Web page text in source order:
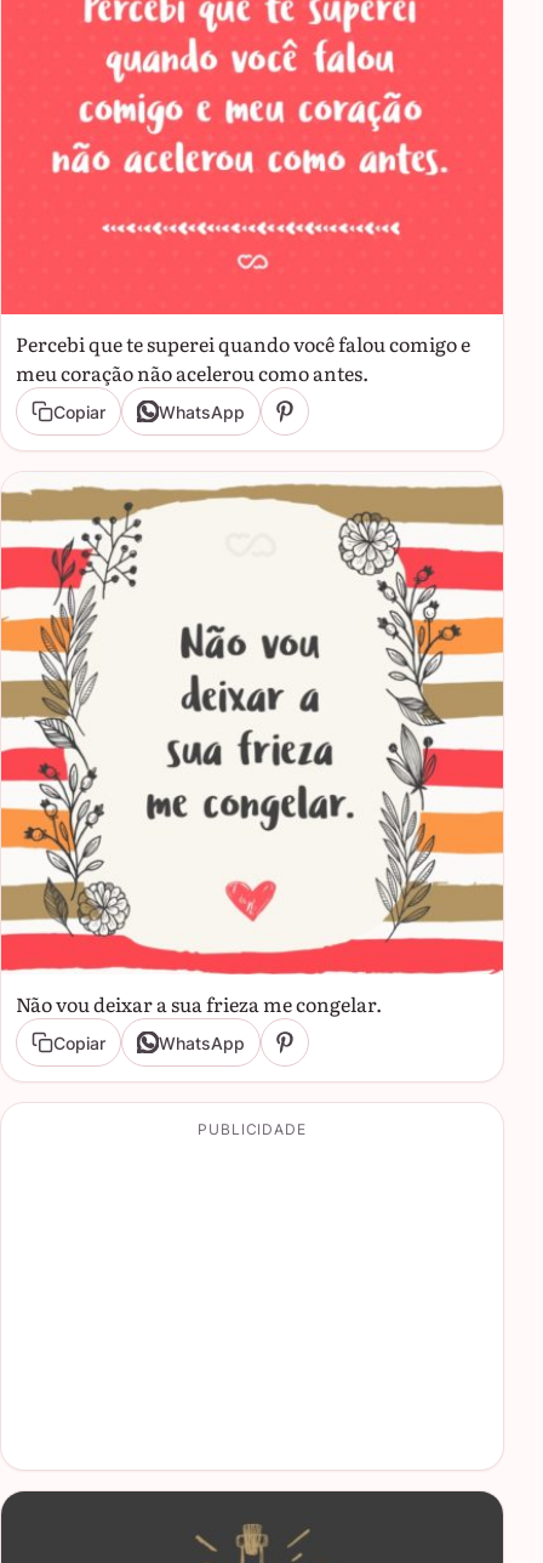
Percebi que te superei quando você falou comigo e
meu coração não acelerou como antes.
Copiar WhatsApp
Não vou deixar a sua frieza me congelar.
Copiar WhatsApp
PUBLICIDADE